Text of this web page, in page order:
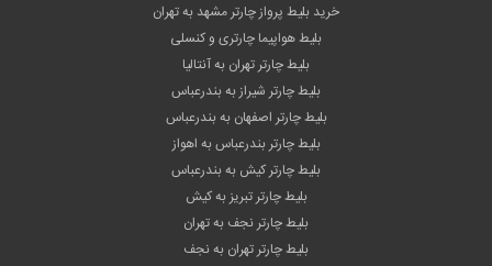
خرید بلیط پرواز چارتر مشهد به تهران
بلیط هواپیما چارتری و کنسلی
بلیط چارتر تهران به آنتالیا
بلیط چارتر شیراز به بندرعباس
بلیط چارتر اصفهان به بندرعباس
بلیط چارتر بندرعباس به اهواز
بلیط چارتر کیش به بندرعباس
بلیط چارتر تبریز به کیش
بلیط چارتر نجف به تهران
بلیط چارتر تهران به نجف